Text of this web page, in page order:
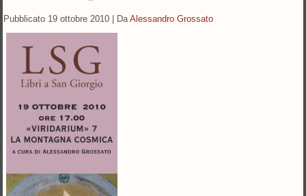
Pubblicato 19 ottobre 2010 Da Alessandro Grossato